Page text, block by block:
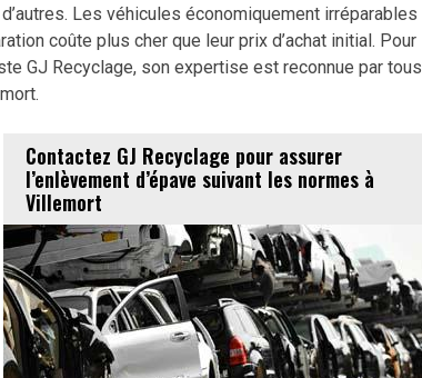
Les véhicules économiquement irréparables
coûte plus cher que leur prix d’achat initial. Pour
GJ Recyclage, son expertise est reconnue par tous
Contactez GJ Recyclage pour assurer
l’enlèvement d’épave suivant les normes à
Villemort